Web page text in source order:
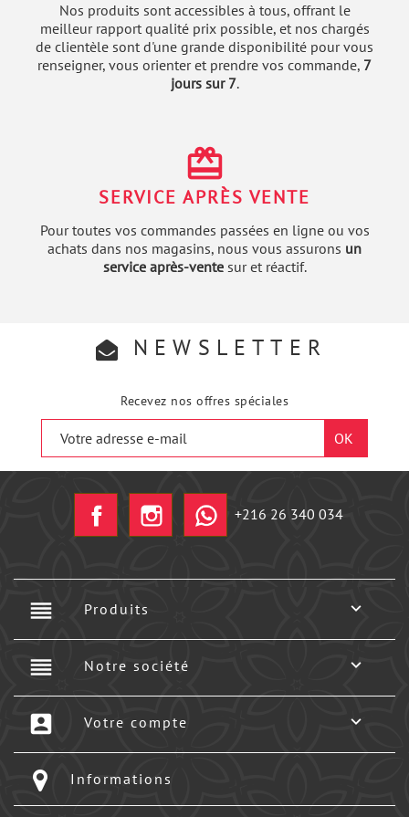
Nos produits sont accessibles à tous, offrant le
meilleur rapport qualité prix possible, et nos chargés
de clientèle sont d'une grande disponibilité pour vous
renseigner, vous orienter et prendre vos commande, 7
jours sur 7.
redeem
SERVICE APRÈS VENTE
Pour toutes vos commandes passées en ligne ou vos
achats dans nos magasins, nous vous assurons un
service après-ventesur et réactif.
NEWSLETTER
Recevez nos offres spéciales
Facebook Instagram
+216 26 340 034
reorder Produits 
reorder Notre société 
account_box Votre compte 
Informations